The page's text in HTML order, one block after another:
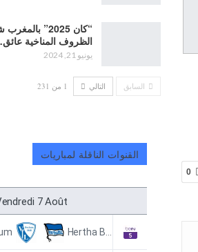
0
“كان 2025”
الظروف المناخية
يونيو 21, 2024
السابق التالي 1 من 231
القنوات الناقلة لمباريات